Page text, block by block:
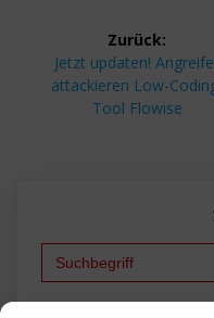
Zurück:
Vorheriger
Beitrag:
Jetzt updaten!
attackieren Low-
Tool Flowise